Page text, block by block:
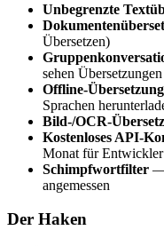
Unbegrenzte
Übersetzen)
sehen
Offline-Übersetzung
Sprachen
Bild-/OCR-
Kostenloses API-
Monat für Entwickler
Schimpfwortfilter
angemessen
Der Haken